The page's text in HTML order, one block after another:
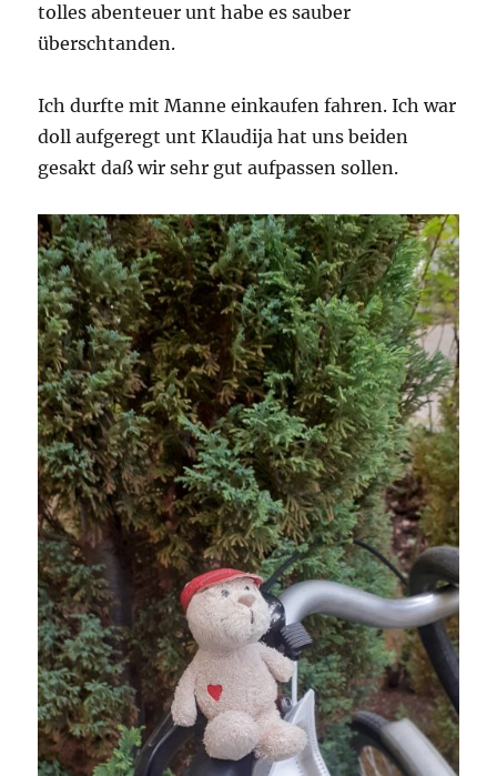
tolles abenteuer unt habe es sauber
überschtanden.
Ich durfte mit Manne einkaufen fahren. Ich war
doll aufgeregt unt Klaudija hat uns beiden
gesakt daß wir sehr gut aufpassen sollen.